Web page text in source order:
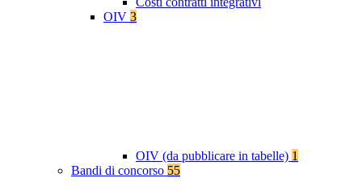
OIV 3
OIV (da pubblicare in tabelle) 1
Bandi di concorso 55